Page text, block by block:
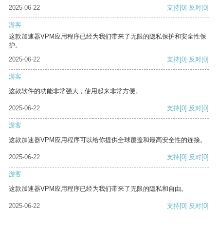
2025-06-22
支持[0] 反对[0]
游客
这款加速器VPM应用程序已经为我们带来了无限的隐私保护和安全性保
护。
2025-06-22
支持[0] 反对[0]
游客
这款软件的功能非常强大，使用起来非常方便。
2025-06-22 支持[0] 反对[0]
游客
这款加速器VPM应用程序可以给你提供全球覆盖和最高安全性的连接。
2025-06-22 支持[0] 反对[0]
游客
这款加速器VPM应用程序已经为我们带来了无限的隐私和自由。
2025-06-22 支持[0] 反对[0]